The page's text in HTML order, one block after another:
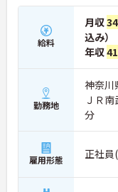
給料
月収
込み）
年収
勤務地
神奈川
ＪＲ
分
雇用形態 正社員